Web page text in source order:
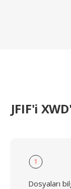
JFIF'i
1
Dosyaları